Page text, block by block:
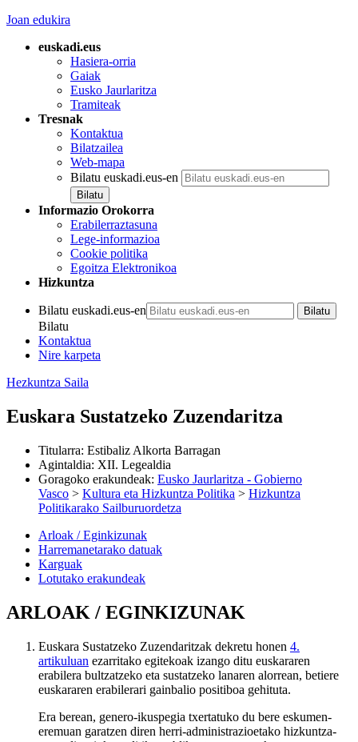
Joan edukira
euskadi.eus
Hasiera-orria
Gaiak
Eusko Jaurlaritza
Tramiteak
Tresnak
Kontaktua
Bilatzailea
Web-mapa
Bilatu euskadi.eus-en
Informazio Orokorra
Erabilerraztasuna
Lege-informazioa
Cookie politika
Egoitza Elektronikoa
Hizkuntza
Bilatu euskadi.eus-en
Bilatu
Kontaktua
Nire karpeta
Hezkuntza Saila
Euskara Sustatzeko Zuzendaritza
Titularra: Estibaliz Alkorta Barragan
Agintaldia: XII. Legealdia
Goragoko erakundeak: Eusko Jaurlaritza - Gobierno
Vasco > Kultura eta Hizkuntza Politika > Hizkuntza
Politikarako Sailburuordetza
Arloak / Eginkizunak
Harremanetarako datuak
Karguak
Lotutako erakundeak
ARLOAK / EGINKIZUNAK
Euskara Sustatzeko Zuzendaritzak dekretu honen 4.
artikuluan ezarritako egitekoak izango ditu euskararen
erabilera bultzatzeko eta sustatzeko lanaren alorrean, betiere
euskararen erabilerari gainbalio positiboa gehituta.
Era berean, genero-ikuspegia txertatuko du bere eskumen-
eremuan garatzen diren herri-administrazioetako hizkuntza-